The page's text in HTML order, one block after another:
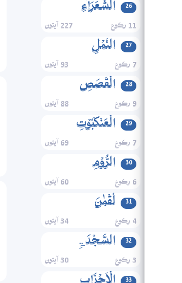
26 الشُّعَرَآءِ
11 رڪوع 227 آيتون
27 النَّمۡلِ
7 رڪوع 93 آيتون
28 الۡقَصَصِ
9 رڪوع 88 آيتون
29 الۡعَنۡکَبُوۡتِ
7 رڪوع 69 آيتون
30 الرُّوۡمِ
6 رڪوع 60 آيتون
31 لُقۡمٰنَ
4 رڪوع 34 آيتون
32 السَّجۡدَۃِ
3 رڪوع 30 آيتون
33